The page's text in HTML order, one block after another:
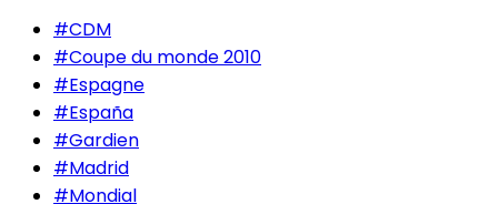
#CDM
#Coupe du monde 2010
#Espagne
#España
#Gardien
#Madrid
#Mondial